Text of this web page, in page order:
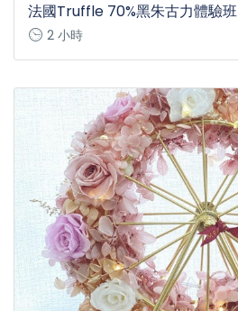
法國Truffle 70%黑朱古力體驗班
2 小時